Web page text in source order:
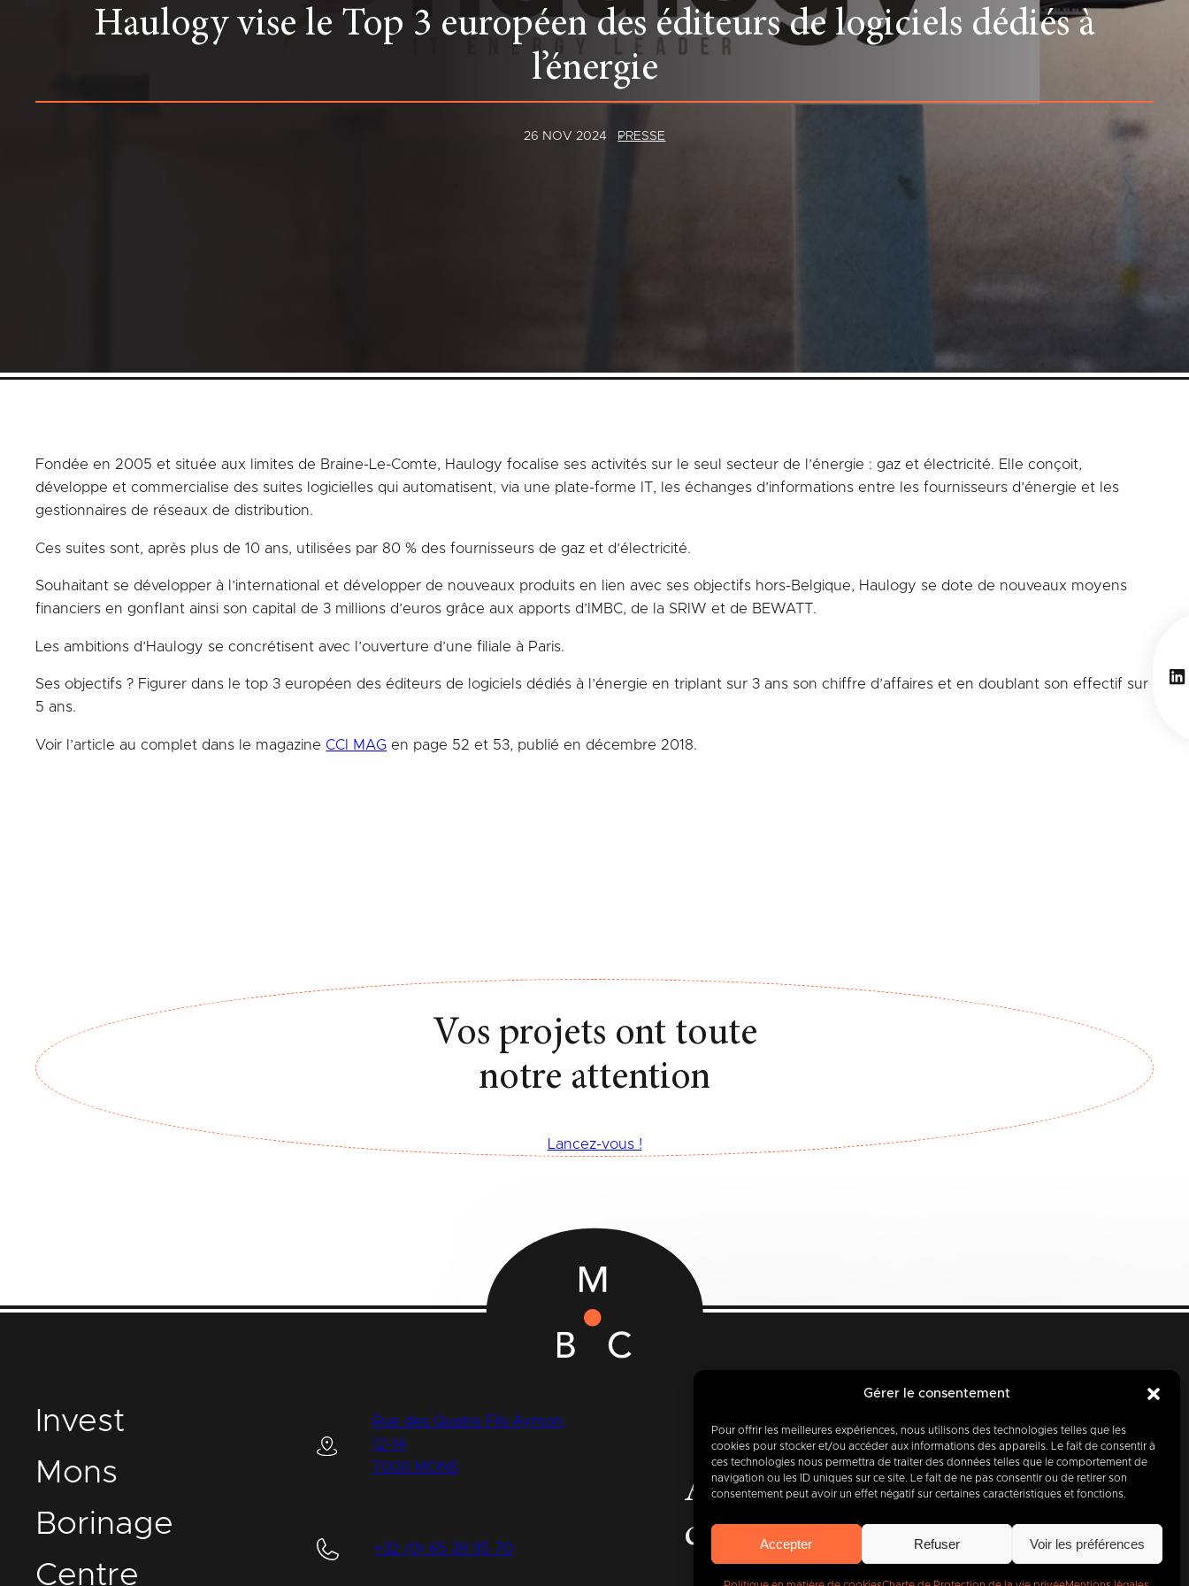
Gérer le consentement
Pour offrir les meilleures expériences, nous utilisons des technologies telles que les
cookies pour stocker et/ou accéder aux informations des appareils. Le fait de consentir à
ces technologies nous permettra de traiter des données telles que le comportement de
navigation ou les ID uniques sur ce site. Le fait de ne pas consentir ou de retirer son
consentement peut avoir un effet négatif sur certaines caractéristiques et fonctions.
Accepter Refuser Voir les préférences
Haulogy vise le Top 3 européen des éditeurs de logiciels dédiés à
l’énergie
26 NOV 2024 PRESSE
Fondée en 2005 et située aux limites de Braine-Le-Comte, Haulogy focalise ses activités sur le seul secteur de l’énergie : gaz et électricité. Elle conçoit,
développe et commercialise des suites logicielles qui automatisent, via une plate-forme IT, les échanges d’informations entre les fournisseurs d’énergie et les
gestionnaires de réseaux de distribution.
Ces suites sont, après plus de 10 ans, utilisées par 80 % des fournisseurs de gaz et d’électricité.
Souhaitant se développer à l’international et développer de nouveaux produits en lien avec ses objectifs hors-Belgique, Haulogy se dote de nouveaux moyens
financiers en gonflant ainsi son capital de 3 millions d’euros grâce aux apports d’IMBC, de la SRIW et de BEWATT.
Les ambitions d’Haulogy se concrétisent avec l’ouverture d’une filiale à Paris.
Ses objectifs ? Figurer dans le top 3 européen des éditeurs de logiciels dédiés à l’énergie en triplant sur 3 ans son chiffre d’affaires et en doublant son effectif sur
5 ans.
Voir l’article au complet dans le magazine CCI MAG en page 52 et 53, publié en décembre 2018.
Vos projets ont toute
notre attention
Lancez-vous !
nvest
Mons
Borinage
Centre
Rue des Quatre Fils Aymon,
12-14
7000 MONS
+32 (0) 65 39 95 70
Aujourd’hui, partenaire
de400entreprises.